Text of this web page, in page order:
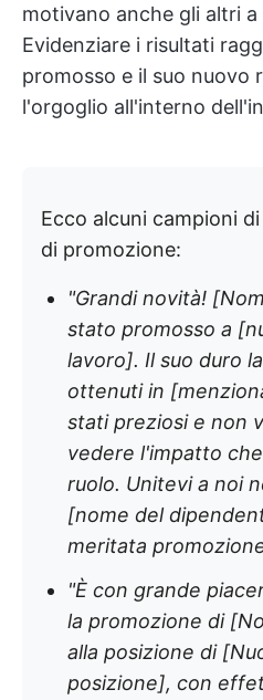
motivano anche gli altri a
Evidenziare i risultati
promosso e il suo nuovo
l'orgoglio all'interno
Ecco alcuni campioni
di promozione:
"Grandi novità!
stato promosso a
lavoro]. Il suo duro
ottenuti in
stati preziosi e non
vedere l'impatto
ruolo. Unitevi a noi
[nome del
meritata
"È con grande
la promozione di
alla posizione di
posizione], con